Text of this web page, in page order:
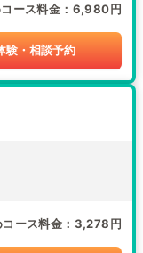
ース料金 6,980円
験・相談予約
コース料金 3,278円